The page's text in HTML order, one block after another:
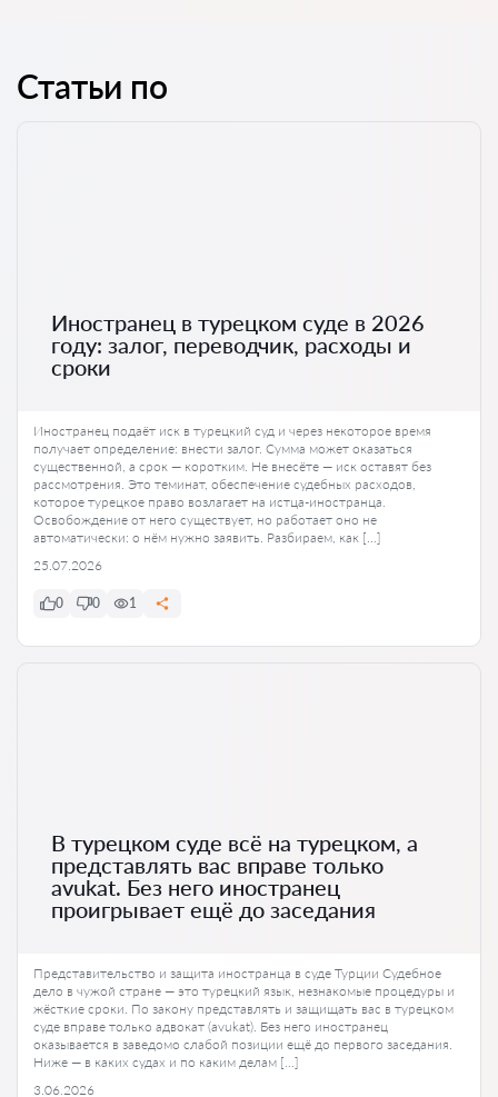
Статьи по
Иностранец в турецком суде в 2026
году: залог, переводчик, расходы и
сроки
Иностранец подаёт иск в турецкий суд и через некоторое время
получает определение: внести залог. Сумма может оказаться
существенной, а срок — коротким. Не внесёте — иск оставят без
рассмотрения. Это теминат, обеспечение судебных расходов,
которое турецкое право возлагает на истца-иностранца.
Освобождение от него существует, но работает оно не
автоматически: о нём нужно заявить. Разбираем, как […]
25.07.2026
0 0 1
В турецком суде всё на турецком, а
представлять вас вправе только
avukat. Без него иностранец
проигрывает ещё до заседания
Представительство и защита иностранца в суде Турции Судебное
дело в чужой стране — это турецкий язык, незнакомые процедуры и
жёсткие сроки. По закону представлять и защищать вас в турецком
суде вправе только адвокат (avukat). Без него иностранец
оказывается в заведомо слабой позиции ещё до первого заседания.
Ниже — в каких судах и по каким делам […]
3.06.2026